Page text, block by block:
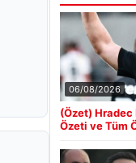
06/08/2026
(Özet) Hradec
Özeti ve Tüm